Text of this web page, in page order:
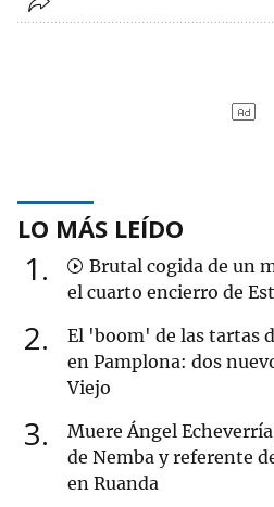
LO MÁS LEÍDO
1
Brutal cogida de un
el cuarto encierro de
2
El 'boom' de las tartas
en Pamplona: dos
Viejo
3
Muere Ángel
de Nemba y referente
en Ruanda